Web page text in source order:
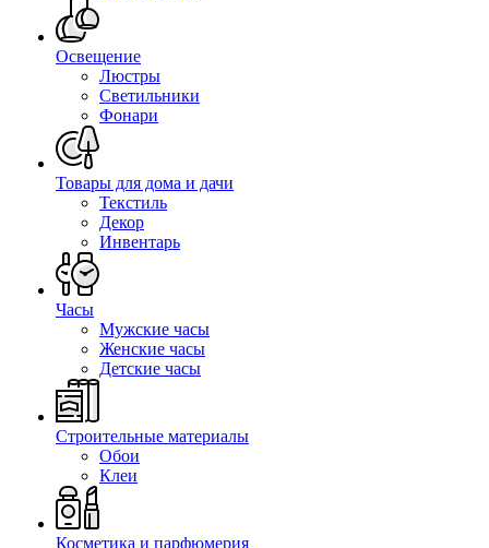
Освещение
Люстры
Светильники
Фонари
Товары для дома и дачи
Текстиль
Декор
Инвентарь
Часы
Мужские часы
Женские часы
Детские часы
Строительные материалы
Обои
Клеи
Косметика и парфюмерия